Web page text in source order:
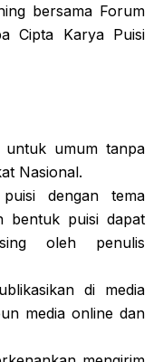
bersama Forum
Cipta Karya Puisi
untuk umum tanpa
Nasional.
dengan tema
bentuk puisi dapat
oleh penulis
di media
media online dan